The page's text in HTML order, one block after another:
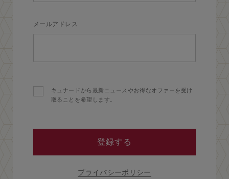
メールアドレス
キュナードから最新ニュースやお得なオファーを受け
取ることを希望します。
登録する
プライバシーポリシー